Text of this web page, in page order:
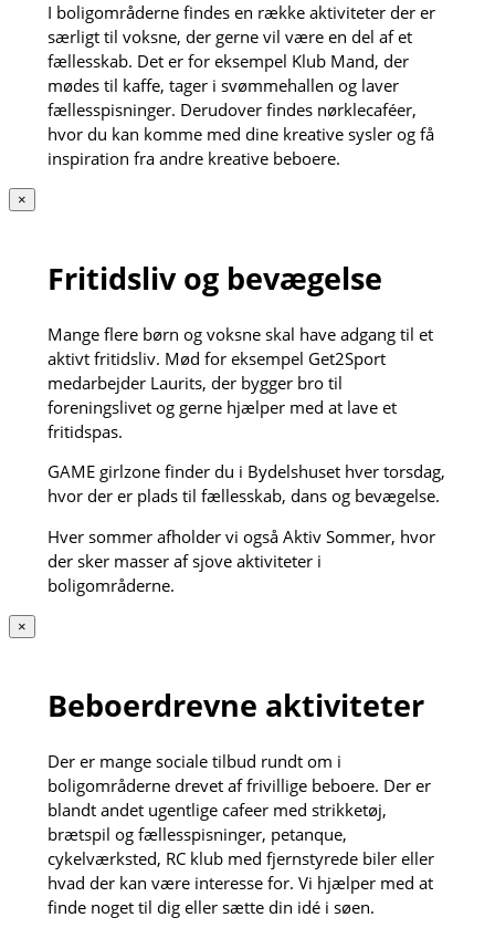
I boligområderne findes en række aktiviteter der er
særligt til voksne, der gerne vil være en del af et
fællesskab. Det er for eksempel Klub Mand, der
mødes til kaffe, tager i svømmehallen og laver
fællesspisninger. Derudover findes nørklecaféer,
hvor du kan komme med dine kreative sysler og få
inspiration fra andre kreative beboere.
×
Fritidsliv og bevægelse
Mange flere børn og voksne skal have adgang til et
aktivt fritidsliv. Mød for eksempel Get2Sport
medarbejder Laurits, der bygger bro til
foreningslivet og gerne hjælper med at lave et
fritidspas.
GAME girlzone finder du i Bydelshuset hver torsdag,
hvor der er plads til fællesskab, dans og bevægelse.
Hver sommer afholder vi også Aktiv Sommer, hvor
der sker masser af sjove aktiviteter i
boligområderne.
×
Beboerdrevne aktiviteter
Der er mange sociale tilbud rundt om i
boligområderne drevet af frivillige beboere. Der er
blandt andet ugentlige cafeer med strikketøj,
brætspil og fællesspisninger, petanque,
cykelværksted, RC klub med fjernstyrede biler eller
hvad der kan være interesse for. Vi hjælper med at
finde noget til dig eller sætte din idé i søen.